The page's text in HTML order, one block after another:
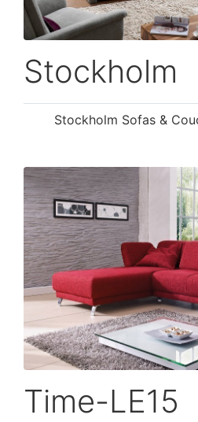
Stockholm
Stockholm Sofas &
Time-LE15